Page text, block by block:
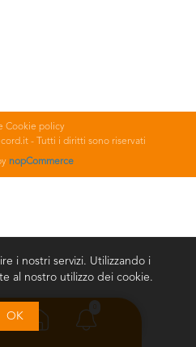
Cookie policy
- Tutti i diritti sono riservati
nopCommerce
i nostri servizi. Utilizzando i
al nostro utilizzo dei cookie.
OK